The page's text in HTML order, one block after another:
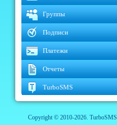
Группы
Подписи
Платежи
Отчеты
TurboSMS
Copyright © 2010-2026. TurboSMS